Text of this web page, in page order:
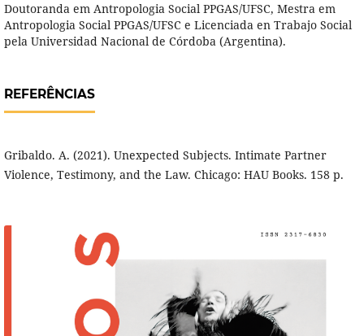
Doutoranda em Antropologia Social PPGAS/UFSC, Mestra em
Antropologia Social PPGAS/UFSC e Licenciada en Trabajo Social
pela Universidad Nacional de Córdoba (Argentina).
REFERÊNCIAS
Gribaldo. A. (2021). Unexpected Subjects. Intimate Partner
Violence, Testimony, and the Law. Chicago: HAU Books. 158 p.